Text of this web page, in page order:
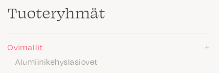
Tuote­ryhmät
Ovimallit
Alumiinikehyslasiovet